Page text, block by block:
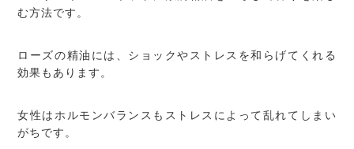
む方法です。
ローズの精油には、ショックやストレスを和らげてくれる
効果もあります。
女性はホルモンバランスもストレスによって乱れてしまい
がちです。